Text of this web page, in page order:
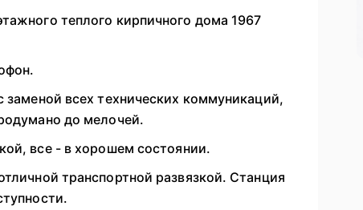
теплого кирпичного дома 1967
всех технических коммуникаций,
до мелочей.
все - в хорошем состоянии.
транспортной развязкой. Станция